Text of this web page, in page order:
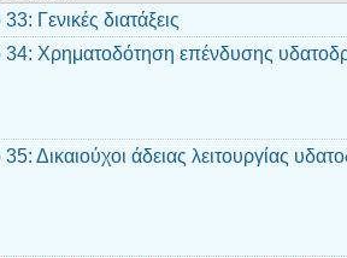
Γενικές διατάξεις
Xρηματοδότηση επένδυσης
Δικαιούχοι άδειας λειτουργίας